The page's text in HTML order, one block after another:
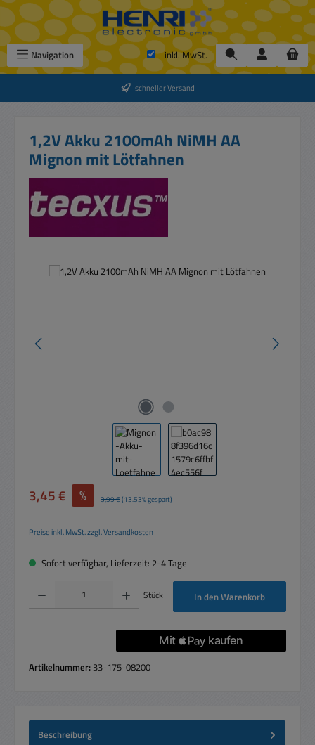
Zum Hauptinhalt springen
Navigation inkl. MwSt.
schneller Versand
1,2V Akku 2100mAh NiMH AA
Mignon mit Lötfahnen
Bildergalerie überspringen
Verkaufspreis:
3,45 € % Regulärer Preis:
3,99 €(13.53% gespart)
Preise inkl. MwSt. zzgl. Versandkosten
Sofort verfügbar, Lieferzeit: 2-4 Tage
Produkt Anzahl: Gib den gewünschten Wert ein oder benutze die Schaltflächen um
Stück In den Warenkorb
Artikelnummer: 33-175-08200
Beschreibung